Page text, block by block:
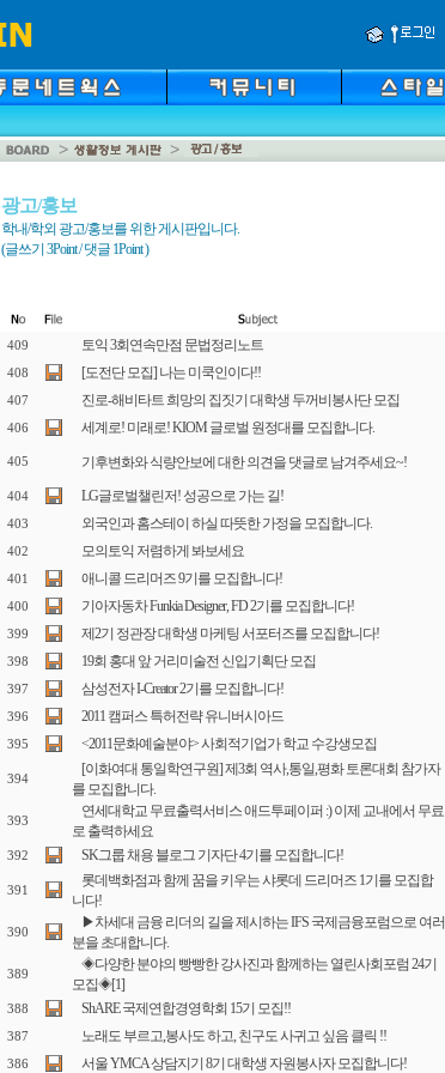
광고/홍보
학내/학외 광고/홍보를 위한 게시판입니다.
(글쓰기 3Point / 댓글 1Point )
409 토익 3회연속만점 문법정리노트
408 [도전단 모집] 나는 미쿡인이다!!
407 진로-해비타트 희망의 집짓기 대학생 두꺼비봉사단 모집
406 세계로! 미래로! KIOM 글로벌 원정대를 모집합니다.
405 기후변화와 식량안보에 대한 의견을 댓글로 남겨주세요~!
404 LG글로벌챌린저! 성공으로 가는 길!
403 외국인과 홈스테이 하실 따뜻한 가정을 모집합니다.
402 모의토익 저렴하게 봐보세요
401 애니콜 드리머즈 9기를 모집합니다!
400 기아자동차 Funkia Designer, FD 2기를 모집합니다!
399 제2기 정관장 대학생 마케팅 서포터즈를 모집합니다!
398 19회 홍대 앞 거리미술전 신입기획단 모집
397 삼성전자 I-Creator 2기를 모집합니다!
396 2011 캠퍼스 특허전략 유니버시아드
395 <2011문화예술분야> 사회적기업가 학교 수강생모집
394
[이화여대 통일학연구원] 제3회 역사,통일,평화 토론대회 참가자
를 모집합니다.
393
연세대학교 무료출력서비스 애드투페이퍼 :) 이제 교내에서 무료
로 출력하세요
392 SK그룹 채용 블로그 기자단 4기를 모집합니다!
391
롯데백화점과 함께 꿈을 키우는 샤롯데 드리머즈 1기를 모집합
니다!
390
▶차세대 금융 리더의 길을 제시하는 IFS 국제금융포럼으로 여러
분을 초대합니다.
389
◈다양한 분야의 빵빵한 강사진과 함께하는 열린사회포럼 24기
모집◈[1]
388 ShARE 국제연합경영학회 15기 모집!!
387 노래도 부르고,봉사도 하고, 친구도 사귀고 싶음 클릭 !!
386 서울 YMCA 상담지기 8기 대학생 자원봉사자 모집합니다!